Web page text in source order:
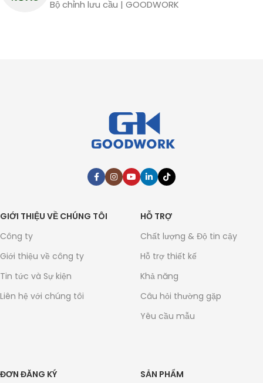
Bộ chỉnh lưu cầu | GOODWORK
GIỚI THIỆU VỀ CHÚNG TÔI
Công ty
Giới thiệu về công ty
Tin tức và Sự kiện
Liên hệ với chúng tôi
HỖ TRỢ
Chất lượng & Độ tin cậy
Hỗ trợ thiết kế
Khả năng
Câu hỏi thường gặp
Yêu cầu mẫu
ĐƠN ĐĂNG KÝ SẢN PHẨM